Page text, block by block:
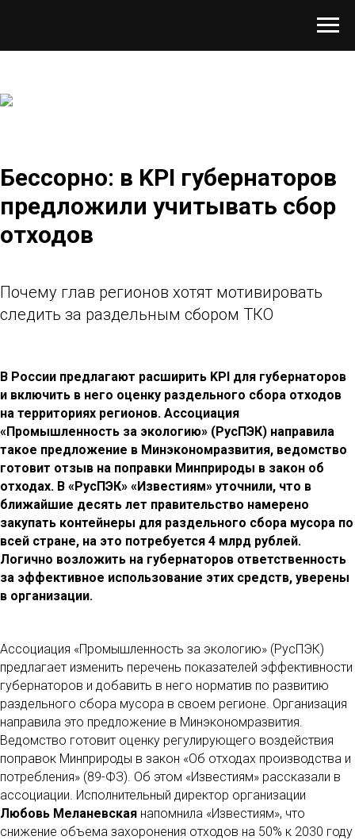
Бессорно: в KPI губернаторов
предложили учитывать сбор
отходов
Почему глав регионов хотят мотивировать
следить за раздельным сбором ТКО
В России предлагают расширить KPI для губернаторов
и включить в него оценку раздельного сбора отходов
на территориях регионов. Ассоциация
«Промышленность за экологию» (РусПЭК) направила
такое предложение в Минэкономразвития, ведомство
готовит отзыв на поправки Минприроды в закон об
отходах. В «РусПЭК» «Известиям» уточнили, что в
ближайшие десять лет правительство намерено
закупать контейнеры для раздельного сбора мусора по
всей стране, на это потребуется 4 млрд рублей.
Логично возложить на губернаторов ответственность
за эффективное использование этих средств, уверены
в организации.
Ассоциация «Промышленность за экологию» (РусПЭК)
предлагает изменить перечень показателей эффективности
губернаторов и добавить в него норматив по развитию
раздельного сбора мусора в своем регионе. Организация
направила это предложение в Минэкономразвития.
Ведомство готовит оценку регулирующего воздействия
поправок Минприроды в закон «Об отходах производства и
потребления» (89-ФЗ). Об этом «Известиям» рассказали в
ассоциации. Исполнительный директор организации
Любовь Меланевская напомнила «Известиям», что
снижение объема захоронения отходов на 50% к 2030 году